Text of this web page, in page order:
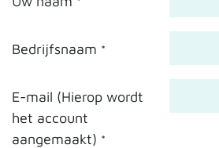
Bedrijfsnaam *
E-mail (Hierop wordt
het account
aangemaakt) *